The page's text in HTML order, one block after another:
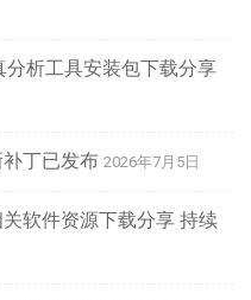
析工具安装包下载分享
丁已发布 2026年7月5日
软件资源下载分享 持续